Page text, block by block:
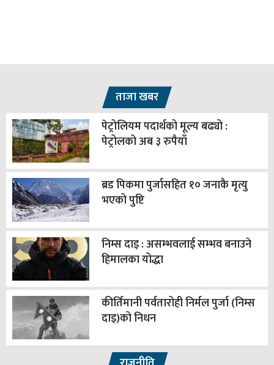
ताजा खबर
पेट्रोलियम पदार्थको मूल्य बढ्यो :
पेट्रोलको अब ३ रुपैयाँ
ब्रड पिकमा पुर्जासहित १० जनाकै मृत्यु
भएको पुष्टि
निम्स दाइ : असम्भवलाई सम्भव बनाउने
हिमालका योद्धा
कीर्तिमानी पर्वतारोही निर्मल पुर्जा (निम्स
दाइ)को निधन